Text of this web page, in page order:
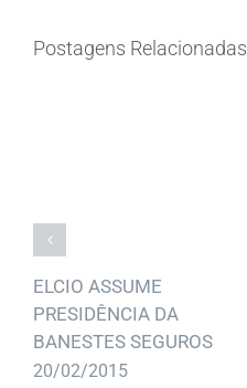
Postagens Relacionadas
ELCIO ASSUME
PRESIDÊNCIA DA
BANESTES SEGUROS
20/02/2015